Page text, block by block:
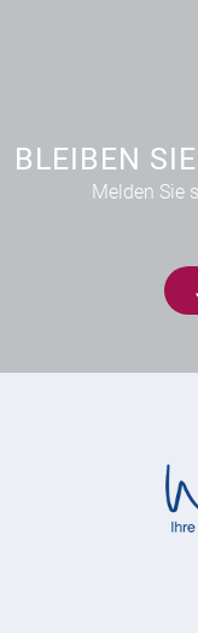
BLEIBEN
Melden Sie